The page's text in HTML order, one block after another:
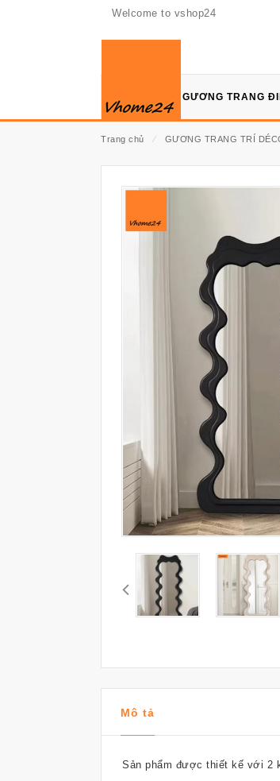
Welcome to vshop24
GƯƠNG TRANG
Trang chủ ⁄ GƯƠNG TRANG TRÍ
Mô tả
Sản phẩm được thiết kế với 2